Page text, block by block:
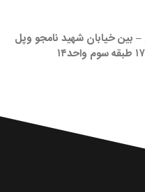
بین خیابان شهید نامجو وپل